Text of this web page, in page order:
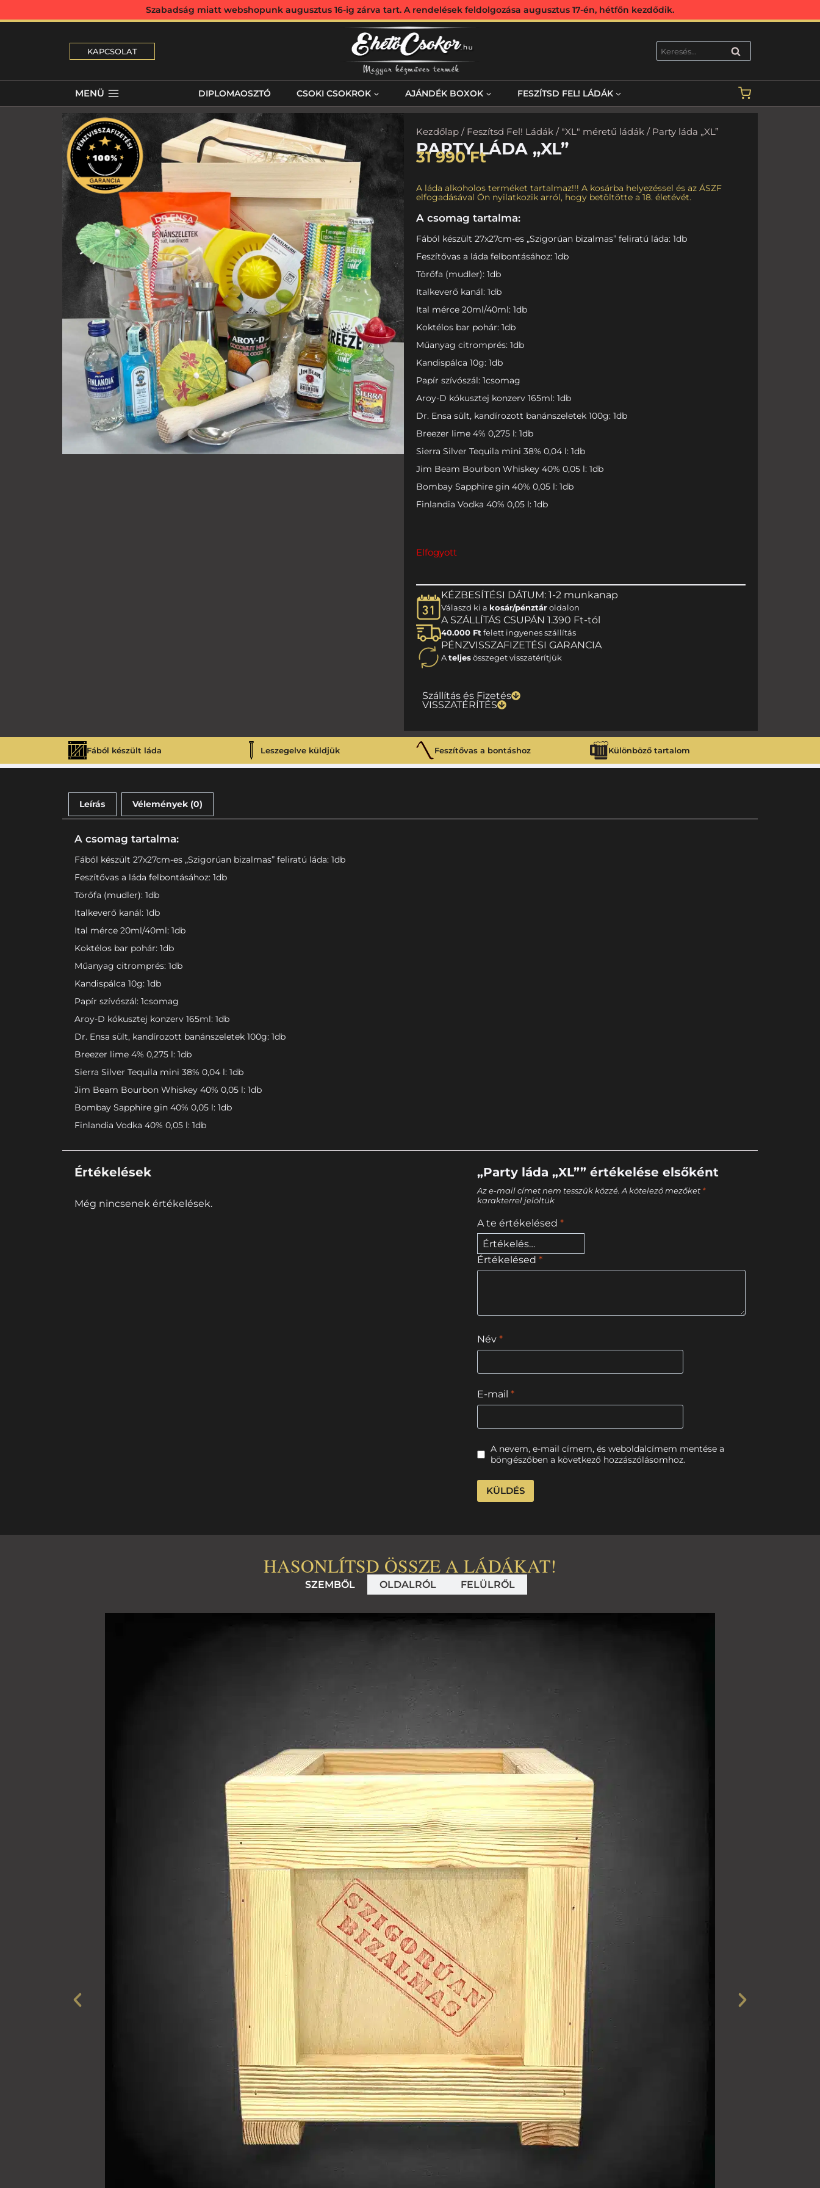
Szabadság miatt webshopunk augusztus 16-ig zárva tart. A rendelések feldolgozása augusztus 17-én, hétfőn kezdődik.
KAPCSOLAT KERESÉS
MENÜ DIPLOMAOSZTÓ CSOKI CSOKROK AJÁNDÉK BOXOK FESZÍTSD FEL! LÁDÁK
Kezdőlap/ Feszítsd Fel! Ládák/ "XL" méretű ládák/ Party láda „XL”
PARTY LÁDA „XL”
31 990Ft
A láda alkoholos terméket tartalmaz!!! A kosárba helyezéssel és az ÁSZF
elfogadásával Ön nyilatkozik arról, hogy betöltötte a 18. életévét.
A csomag tartalma:
Fából készült 27x27cm-es „Szigorúan bizalmas” feliratú láda: 1db
Feszítővas a láda felbontásához: 1db
Törőfa (mudler): 1db
Italkeverő kanál: 1db
Ital mérce 20ml/40ml: 1db
Koktélos bar pohár: 1db
Műanyag citromprés: 1db
Kandispálca 10g: 1db
Papír szívószál: 1csomag
Aroy-D kókusztej konzerv 165ml: 1db
Dr. Ensa sült, kandírozott banánszeletek 100g: 1db
Breezer lime 4% 0,275 l: 1db
Sierra Silver Tequila mini 38% 0,04 l: 1db
Jim Beam Bourbon Whiskey 40% 0,05 l: 1db
Bombay Sapphire gin 40% 0,05 l: 1db
Finlandia Vodka 40% 0,05 l: 1db
Elfogyott
KÉZBESÍTÉSI DÁTUM: 1-2 munkanap
Válaszd ki a kosár/pénztároldalon
A SZÁLLÍTÁS CSUPÁN 1.390 Ft-tól
40.000 Ft felett ingyenes szállítás
PÉNZVISSZAFIZETÉSI GARANCIA
Ateljesösszeget visszatérítjük
Szállítás és Fizetés
VISSZATÉRÍTÉS
Fából készült láda Leszegelve küldjük Feszítővas a bontáshoz Különböző tartalom
Leírás Vélemények (0)
A csomag tartalma:
Fából készült 27x27cm-es „Szigorúan bizalmas” feliratú láda: 1db
Feszítővas a láda felbontásához: 1db
Törőfa (mudler): 1db
Italkeverő kanál: 1db
Ital mérce 20ml/40ml: 1db
Koktélos bar pohár: 1db
Műanyag citromprés: 1db
Kandispálca 10g: 1db
Papír szívószál: 1csomag
Aroy-D kókusztej konzerv 165ml: 1db
Dr. Ensa sült, kandírozott banánszeletek 100g: 1db
Breezer lime 4% 0,275 l: 1db
Sierra Silver Tequila mini 38% 0,04 l: 1db
Jim Beam Bourbon Whiskey 40% 0,05 l: 1db
Bombay Sapphire gin 40% 0,05 l: 1db
Finlandia Vodka 40% 0,05 l: 1db
Értékelések
Még nincsenek értékelések.
„Party láda „XL”” értékelése elsőként
Az e-mail címet nem tesszük közzé. A kötelező mezőket *
karakterrel jelöltük
A te értékelésed *
Értékelésed *
Név *
E-mail *
A nevem, e-mail címem, és weboldalcímem mentése a
böngészőben a következő hozzászólásomhoz.
HASONLÍTSD ÖSSZE A LÁDÁKAT!
SZEMBŐL OLDALRÓL FELÜLRŐL